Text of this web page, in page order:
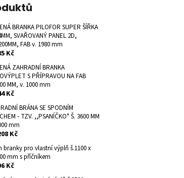
BRANKA PILOFOR SUPER ŠÍŘKA
SVAŘOVANÝ PANEL 2D,
FAB v. 1980 mm
Kč
ZAHRADNÍ BRANKA
S PŘÍPRAVOU NA FAB
MM, v. 1000 mm
Kč
BRÁNA SE SPODNÍM
- TZV. ,,PSANÍČKO" Š. 3600 MM
mm
Kč
branky pro vlastní výplň š.1100 x
mm s příčníkem
Kč